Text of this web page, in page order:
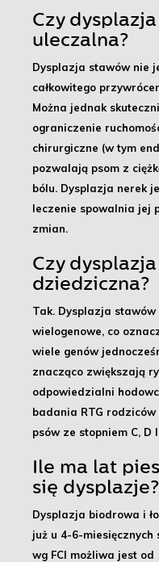
Czy
uleczalna?
Dysplazja stawów nie
całkowitego
Można jednak
ograniczenie
chirurgiczne (w tym
pozwalają psom z
bólu. Dysplazja nerek
leczenie spowalnia jej
zmian.
Czy
dziedziczna?
Tak. Dysplazja stawów
wielogenowe, co
wiele genów
znacząco zwiększają
odpowiedzialni
badania RTG rodziców
psów ze stopniem C, D
Ile ma lat
się dysplazje?
Dysplazja biodrowa i
już u 4-6-
wg FCI możliwa jest od